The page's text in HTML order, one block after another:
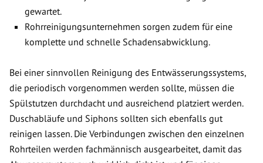
gewartet.
Rohrreinigungsunternehmen sorgen zudem für eine
komplette und schnelle Schadensabwicklung.
Bei einer sinnvollen Reinigung des Entwässerungssystems,
die periodisch vorgenommen werden sollte, müssen die
Spülstutzen durchdacht und ausreichend platziert werden.
Duschabläufe und Siphons sollten sich ebenfalls gut
reinigen lassen. Die Verbindungen zwischen den einzelnen
Rohrteilen werden fachmännisch ausgearbeitet, damit das